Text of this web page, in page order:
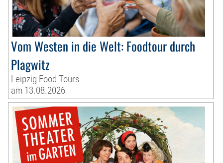
Vom Westen in die Welt: Foodtour durch
Plagwitz
Leipzig Food Tours
am 13.08.2026